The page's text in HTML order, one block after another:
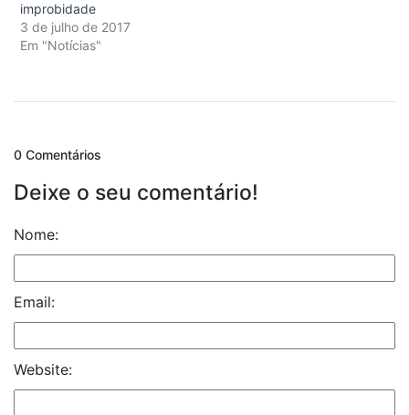
improbidade
3 de julho de 2017
Em "Notícias"
0 Comentários
Deixe o seu comentário!
Nome:
Email:
Website: